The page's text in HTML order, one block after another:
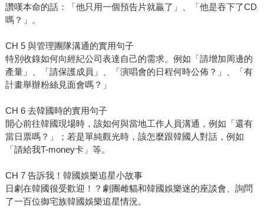
讚嘆本命的話：「他只用一個預告片就贏了」、「他是吞下了CD
嗎？」。
CH 5 與管理團隊溝通的實用句子
特別收錄如何向經紀公司表達自己的需求。例如「請增加周邊的
產量」、「請保護成員」、「演唱會的日程何時公佈？」、「有
計畫舉辦粉絲見面會嗎？」
CH 6 去韓國時的實用句子
開心前往韓國現場時，該如何與當地工作人員溝通，例如「還有
當日票嗎？」；若是單純觀光時，該怎麼跟韓國人對話，例如
「請給我T-money卡」等。
CH 7 告訴我！韓國娛樂追星小故事
日劇在韓國很受歡迎！？劇團雌貓和韓國娛樂迷的座談會、詢問
了一百位御宅族韓國娛樂追星情況。